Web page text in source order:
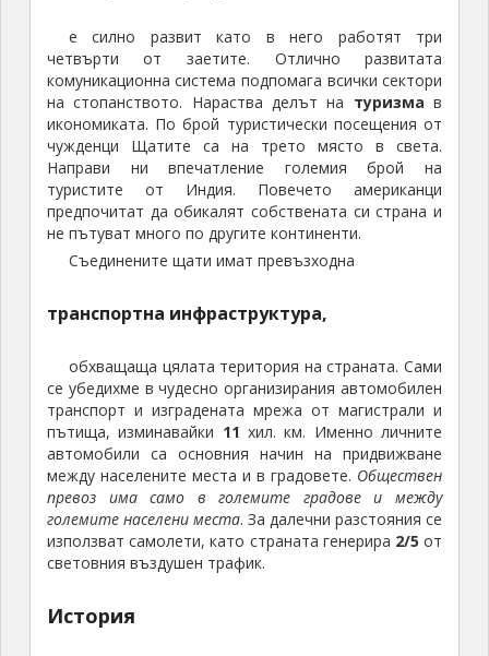
е силно развит като в него работят три
четвърти от заетите. Отлично развитата
комуникационна система подпомага всички сектори
на стопанството. Нараства делът на туризма в
икономиката. По брой туристически посещения от
чужденци Щатите са на трето място в света.
Направи ни впечатление големия брой на
туристите от Индия. Повечето американци
предпочитат да обикалят собствената си страна и
не пътуват много по другите континенти.
Съединените щати имат превъзходна
транспортна инфраструктура,
обхващаща цялата територия на страната. Сами
се убедихме в чудесно организирания автомобилен
транспорт и изградената мрежа от магистрали и
пътища, изминавайки 11 хил. км. Именно личните
автомобили са основния начин на придвижване
между населените места и в градовете. Обществен
превоз има само в големите градове и между
големите населени места. За далечни разстояния се
използват самолети, като страната генерира 2/5 от
световния въздушен трафик.
История